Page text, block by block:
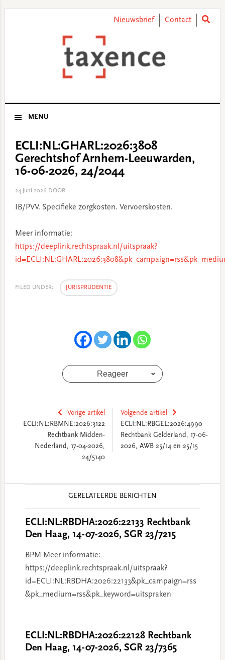
Nieuwsbrief Contact
MENU
ECLI:NL:GHARL:2026:3808
Gerechtshof Arnhem-Leeuwarden,
16-06-2026, 24/2044
24 juni 2026 DOOR
IB/PVV. Specifieke zorgkosten. Vervoerskosten.
Meer informatie:
https://deeplink.rechtspraak.nl/uitspraak?
FILED UNDER: JURISPRUDENTIE
Reageer
Vorige artikel
ECLI:NL:RBMNE:2026:3122
Rechtbank Midden-
Nederland, 17-04-2026,
24/5140
Volgende artikel
ECLI:NL:RBGEL:2026:4990
Rechtbank Gelderland, 17-06-
2026, AWB 25/14 en 25/15
GERELATEERDE BERICHTEN
ECLI:NL:RBDHA:2026:22133 Rechtbank
Den Haag, 14-07-2026, SGR 23/7215
BPM Meer informatie:
https://deeplink.rechtspraak.nl/uitspraak?
id=ECLI:NL:RBDHA:2026:22133&pk_campaign=rss
&pk_medium=rss&pk_keyword=uitspraken
ECLI:NL:RBDHA:2026:22128 Rechtbank
Den Haag, 14-07-2026, SGR 23/7365